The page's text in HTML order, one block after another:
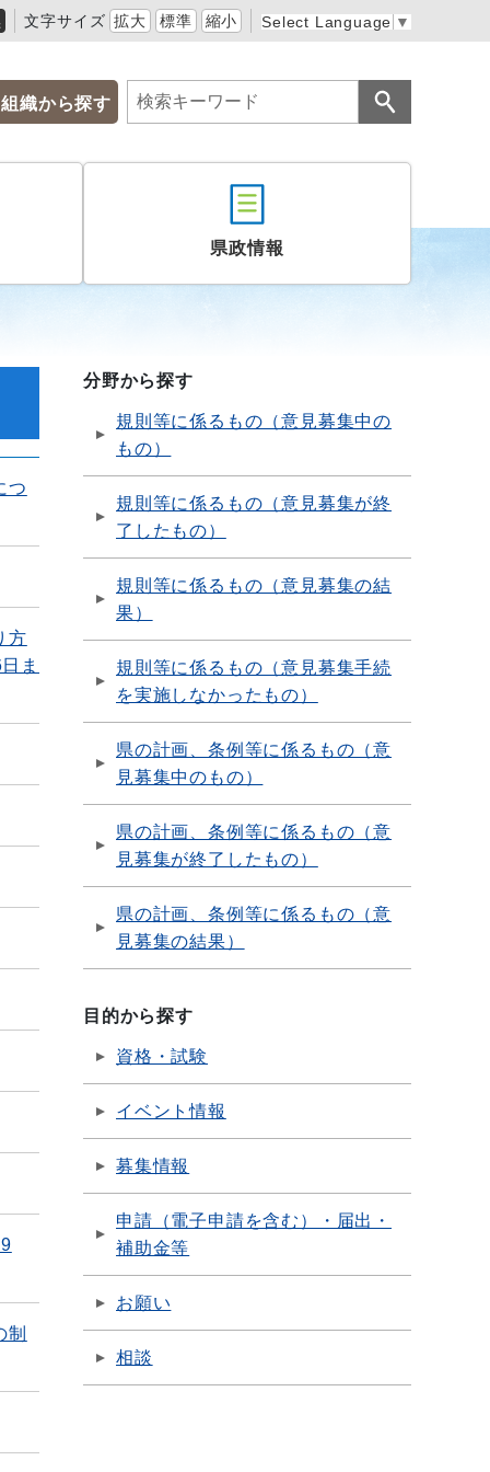
文字サイズ 拡大 標準 縮小 Select Language ▼
組織から探す
県政情報
つ
方
ま
制
分野から探す
規則等に係るもの（意見募集中の
もの）
規則等に係るもの（意見募集が終
了したもの）
規則等に係るもの（意見募集の結
果）
規則等に係るもの（意見募集手続
を実施しなかったもの）
県の計画、条例等に係るもの（意
見募集中のもの）
県の計画、条例等に係るもの（意
見募集が終了したもの）
県の計画、条例等に係るもの（意
見募集の結果）
目的から探す
資格・試験
イベント情報
募集情報
申請（電子申請を含む）・届出・
補助金等
お願い
相談